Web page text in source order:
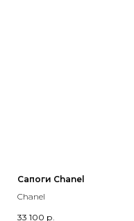
Сапоги Chanel
Chanel
33 100 р.